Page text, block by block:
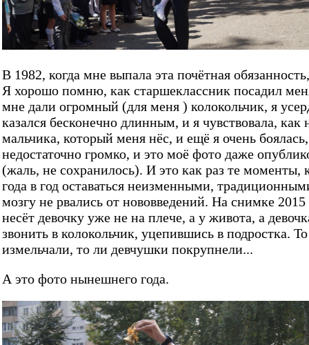
В 1982, когда мне выпала эта почётная
Я хорошо помню, как старшеклассник посадил
мне дали огромный (для меня ) колокольчик, я
казался бесконечно длинным, и я чувствовала,
мальчика, который меня нёс, и ещё я очень
недостаточно громко, и это моё фото даже
(жаль, не сохранилось). И это как раз те моменты,
года в год оставаться неизменными,
мозгу не рвались от нововведений. На снимке 2015
несёт девочку уже не на плече, а у живота, а
звонить в колокольчик, уцепившись в подростка.
измельчали, то ли девчушки покрупнели...
А это фото нынешнего года.